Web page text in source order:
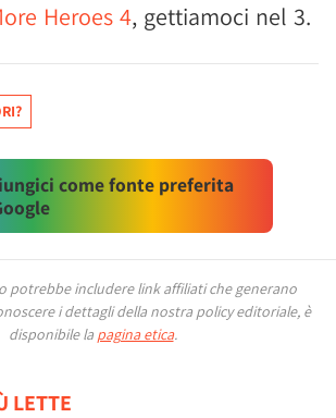
Heroes 4, gettiamoci nel 3.
come fonte preferita
potrebbe includere link affiliati che generano
i dettagli della nostra policy editoriale, è
disponibile la pagina etica.
LETTE